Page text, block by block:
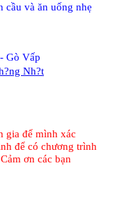
cầu và ăn uống nhẹ
Gò Vấp
Nh?t
gia để mình xác
để có chương trình
ơn các bạn